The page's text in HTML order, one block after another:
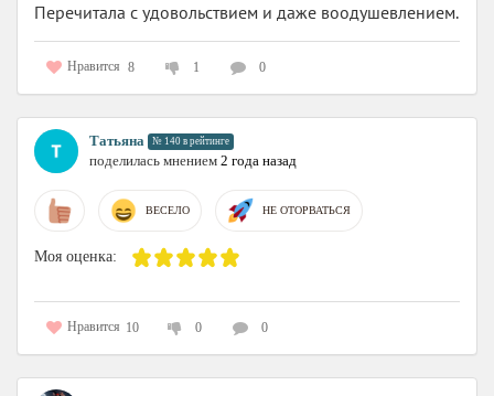
Перечитала с удовольствием и даже воодушевлением.
Нравится 8 1 0
Татьяна № 140 в рейтинге
поделилась мнением 2 года назад
ВЕСЕЛО НЕ ОТОРВАТЬСЯ
Моя оценка:
Нравится 10 0 0